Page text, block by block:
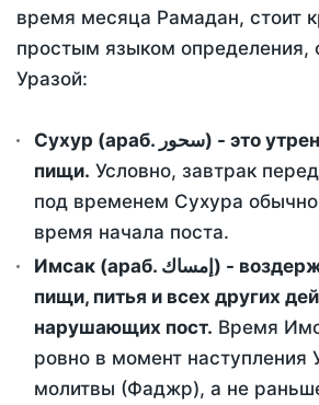
время месяца Рамадан, стоит
простым языком определения,
Уразой:
Сухур (араб. سحور) - это утренний прием
пищи. Условно, завтрак
под временем Сухура
время начала поста.
Имсак (араб. إمساك) - воздержание от приема
пищи, питья и всех других
нарушающих пост. Время
ровно в момент наступления
молитвы (Фаджр), а не